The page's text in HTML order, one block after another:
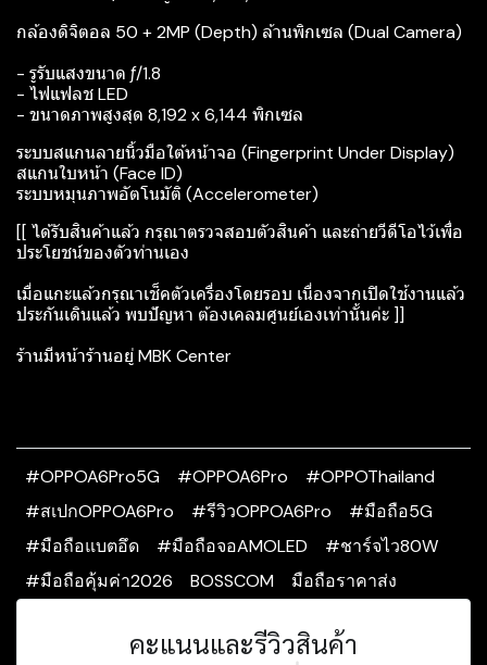
กล้องดิจิตอล 50 + 2MP (Depth) ล้านพิกเซล (Dual Camera)
- รูรับแสงขนาด ƒ/1.8
- ไฟแฟลช LED
- ขนาดภาพสูงสุด 8,192 x 6,144 พิกเซล
ระบบสแกนลายนิ้วมือใต้หน้าจอ (Fingerprint Under Display)
สแกนใบหน้า (Face ID)
ระบบหมุนภาพอัตโนมัติ (Accelerometer)
[[ ได้รับสินค้าแล้ว กรุณาตรวจสอบตัวสินค้า และถ่ายวีดีโอไว้เพื่อ
ประโยชน์ของตัวท่านเอง
เมื่อแกะแล้วกรุณาเช็คตัวเครื่องโดยรอบ เนื่องจากเปิดใช้งานแล้ว
ประกันเดินแล้ว พบปัญหา ต้องเคลมศูนย์เองเท่านั้นค่ะ ]]
ร้านมีหน้าร้านอยู่ MBK Center
#OPPOA6Pro5G #OPPOA6Pro
#OPPOThailand
#สเปกOPPOA6Pro
#รีวิวOPPOA6Pro
#มือถือ5G
#มือถือแบตอึด
#มือถือจอAMOLED
#ชาร์จไว80W
#มือถือคุ้มค่า2026
BOSSCOM มือถือราคาส่ง
คะแนนและรีวิวสินค้า